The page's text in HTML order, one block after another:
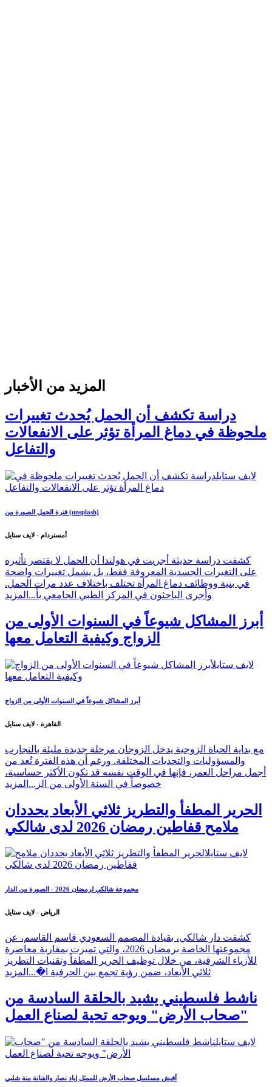
المزيد من الأخبار
دراسة تكشف أن الحمل يُحدث تغييرات
ملحوظة في دماغ المرأة تؤثر على الانفعالات
والتفاعل
فترة الحمل الصورة من (unsplash)
أمستردام - لايف ستايل
كشفت دراسة حديثة أجريت في هولندا أن الحمل لا يقتصر تأثيره
على التغيرات الجسدية المعروفة فقط، بل يشمل تغييرات واضحة
في بنية ووظائف دماغ المرأة تختلف باختلاف عدد مرات الحمل.
وأجرى الباحثون في المركز الطبي الجامعي بأ... المزيد
أبرز المشاكل شيوعاً في السنوات الأولى من
الزواج وكيفية التعامل معها
أبرز المشاكل شيوعاً في السنوات الأولى من الزواج
القاهرة - لايف ستايل
مع بداية الحياة الزوجية يدخل الزوجان مرحلة جديدة مليئة بالتجارب
والمسؤوليات والتحديات المختلفة. ورغم أن هذه الفترة تُعد من
أجمل مراحل العمر، فإنها في الوقت نفسه قد تكون الأكثر حساسية،
خصوصاً في السنة الأولى من الز... المزيد
الحرير المطفأ والتطريز ثلاثي الأبعاد يحددان
ملامح قفاطين رمضان 2026 لدى شالكي
مجموعة شالكي لرمضان 2026 - الصورة من الدار
الرياض - لايف ستايل
كشفت دار شالكي، بقيادة المصمم السعودي قاسم القاسم، عن
مجموعتها الخاصة برمضان 2026، والتي تميزت بمقاربة معاصرة
للأزياء الشرقية، من خلال توظيف الحرير المطفأ وتقنيات التطريز
ثلاثي الأبعاد، ضمن رؤية تجمع بين الحرفية ا�... المزيد
ناشط فلسطيني يشيد بالحلقة السادسة من
"صحاب الأرض" ويوجه تحية لصناع العمل
أفيش مسلسل صحاب الأرض للممثل إياد نصار والفنانة منة شلبي